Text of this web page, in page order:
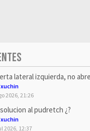
lateral izquierda, no abre
2026, 21:26
al pudretch ¿?
2026, 12:37